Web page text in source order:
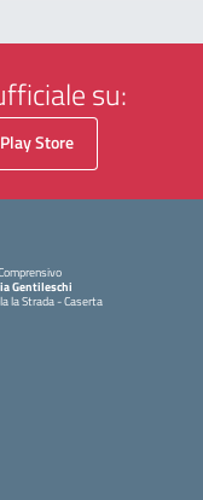
su:
Play Store
Gentileschi
la Strada - Caserta